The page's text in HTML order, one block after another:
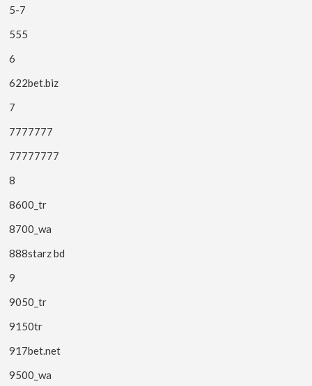
5-7
555
6
622bet.biz
7
7777777
77777777
8
8600_tr
8700_wa
888starz bd
9
9050_tr
9150tr
917bet.net
9500_wa